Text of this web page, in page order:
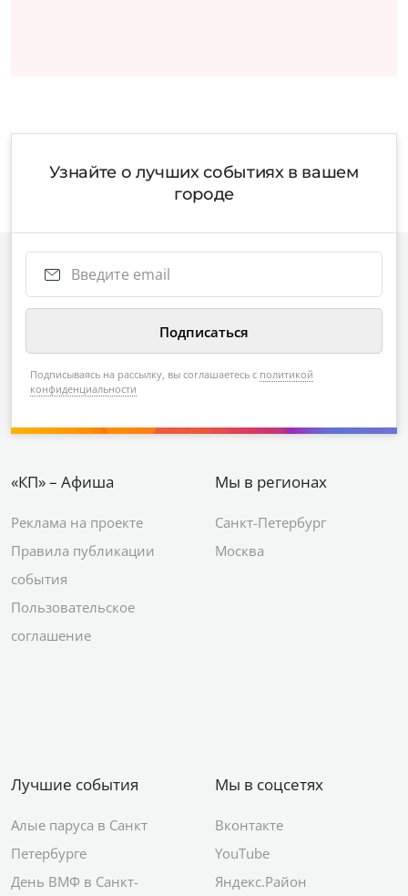
Узнайте о лучших событиях в вашем
городе
Подписываясь на рассылку, вы соглашаетесь с политикой
конфиденциальности
«КП» – Афиша
Реклама на проекте
Правила публикации
события
Пользовательское
соглашение
Мы в регионах
Санкт-Петербург
Москва
Лучшие события
Алые паруса в Санкт
Петербурге
День ВМФ в Санкт-
Мы в соцсетях
Вконтакте
YouTube
Яндекс.Район